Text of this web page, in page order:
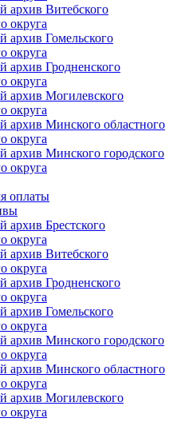
архив Витебского
округа
архив Гомельского
округа
архив Гродненского
округа
архив Могилевского
округа
архив Минского областного
округа
архив Минского городского
округа
оплаты
архив Брестского
округа
архив Витебского
округа
архив Гродненского
округа
архив Гомельского
округа
архив Минского городского
округа
архив Минского областного
округа
архив Могилевского
округа